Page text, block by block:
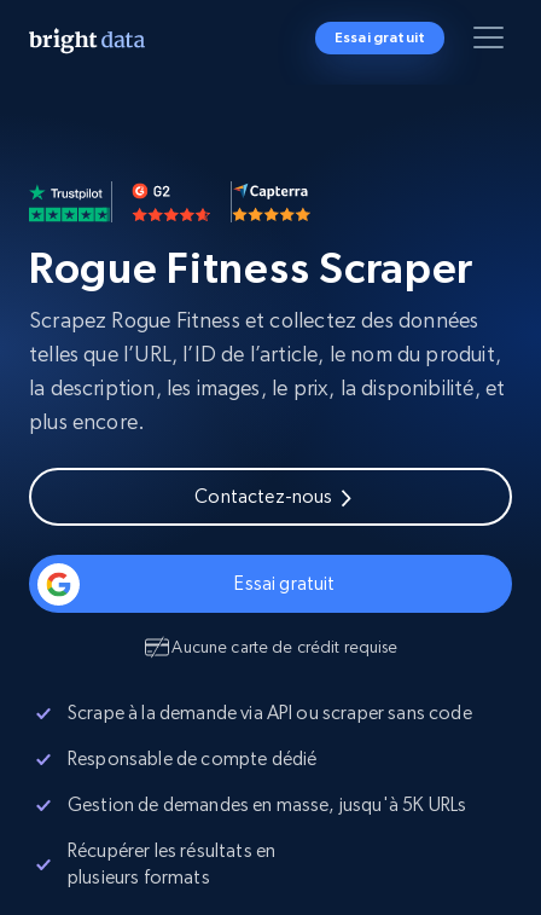
Essai gratuit
Rogue Fitness Scraper
Scrapez Rogue Fitness et collectez des données
telles que l’URL, l’ID de l’article, le nom du produit,
la description, les images, le prix, la disponibilité, et
plus encore.
Contactez-nous
Essai gratuit
Aucune carte de crédit requise
Scrape à la demande via API ou scraper sans code
Responsable de compte dédié
Gestion de demandes en masse, jusqu'à 5K URLs
Récupérer les résultats en
plusieurs formats